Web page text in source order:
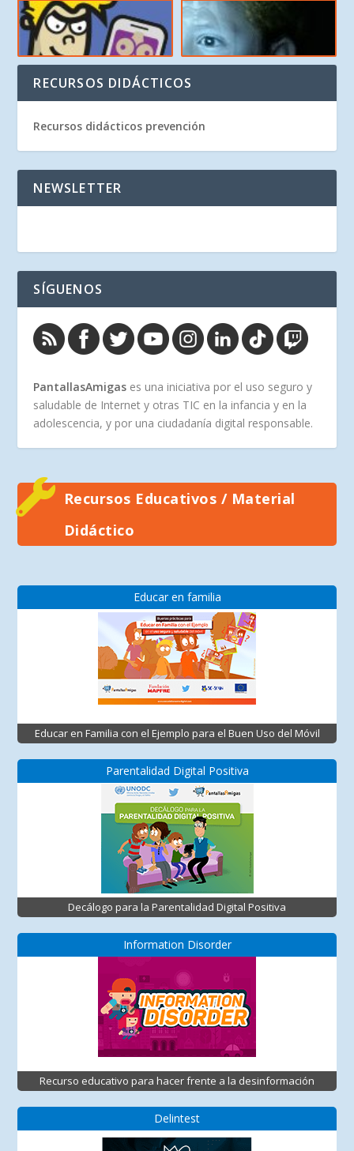
RECURSOS DIDÁCTICOS
Recursos didácticos prevención
NEWSLETTER
SÍGUENOS
PantallasAmigas es una iniciativa por el uso seguro y
saludable de Internet y otras TIC en la infancia y en la
adolescencia, y por una ciudadanía digital responsable.
Recursos Educativos / Material
Didáctico
Educar en familia
Educar en Familia con el Ejemplo para el Buen Uso del Móvil
Parentalidad Digital Positiva
Decálogo para la Parentalidad Digital Positiva
Information Disorder
Recurso educativo para hacer frente a la desinformación
Delintest